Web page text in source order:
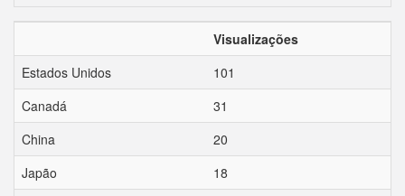
Visualizações
Estados Unidos
101
Canadá
31
China
20
Japão
18